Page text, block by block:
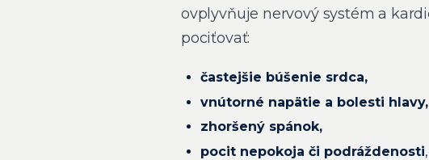
ovplyvňuje nervový systém a
pociťovať:
častejšie búšenie srdca,
vnútorné napätie a bolesti hlavy,
zhoršený spánok,
pocit nepokoja či podráždenosti